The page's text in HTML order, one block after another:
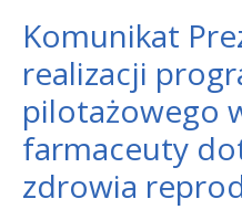
Komunikat
realizacji
pilotażowego
farmaceuty
zdrowia